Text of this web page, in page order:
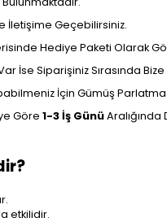
İletişime Geçebilirsiniz.
Hediye Paketi Olarak
İse Siparişiniz Sırasında
İçin Gümüş
Göre 1-3 İş Günü
etkilidir.